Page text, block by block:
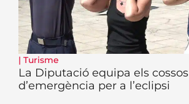
| Turisme
La Diputació equipa els cossos
d’emergència per a l’eclipsi